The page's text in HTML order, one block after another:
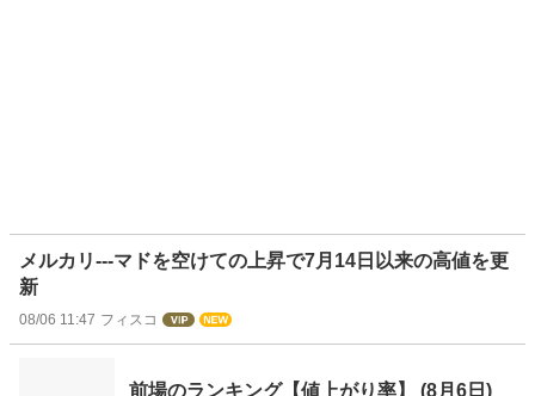
メルカリ---マドを空けての上昇で7月14日以来の高値を更
新
08/06 11:47 フィスコ
前場のランキング【値上がり率】 (8月6日)